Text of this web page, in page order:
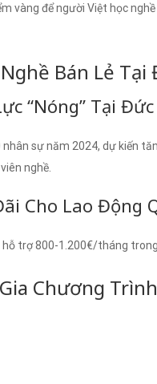
vàng để người Việt học
Bán Lẻ
“Nóng” Tại Đức
sự năm 2024, dự kiến
nghề.
Cho Lao Động
hỗ trợ 800-1.200€/tháng
Chương